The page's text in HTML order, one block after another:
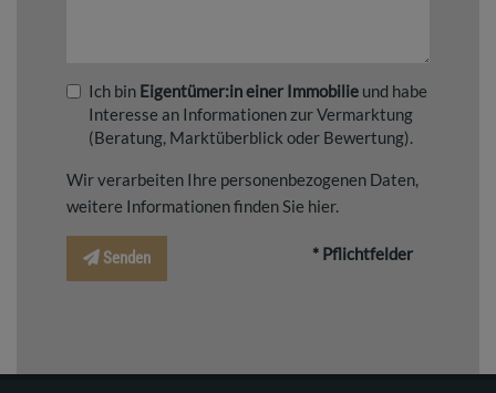
Ich bin Eigentümer:in einer Immobilie und habe
Interesse an Informationen zur Vermarktung
(Beratung, Marktüberblick oder Bewertung).
Wir verarbeiten Ihre personenbezogenen Daten,
weitere Informationen finden Sie hier.
Senden * Pflichtfelder